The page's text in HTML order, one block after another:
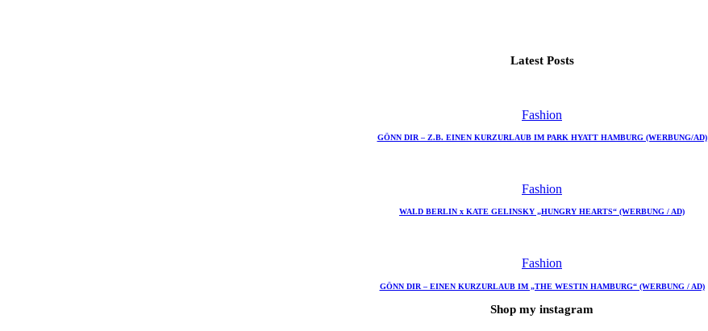
Latest Posts
Fashion
GÖNN DIR – Z.B. EINEN KURZURLAUB IM PARK HYATT HAMBURG (WERBUNG/AD)
Fashion
WALD BERLIN x KATE GELINSKY „HUNGRY HEARTS“ (WERBUNG / AD)
Fashion
GÖNN DIR – EINEN KURZURLAUB IM „THE WESTIN HAMBURG“ (WERBUNG / AD)
Shop my instagram